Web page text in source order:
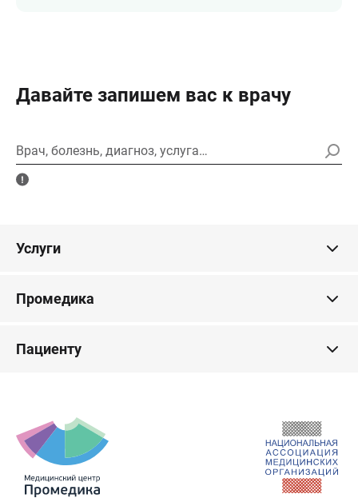
Давайте запишем вас к врачу
Врач, болезнь, диагноз, услуга…
Услуги
Промедика
Пациенту